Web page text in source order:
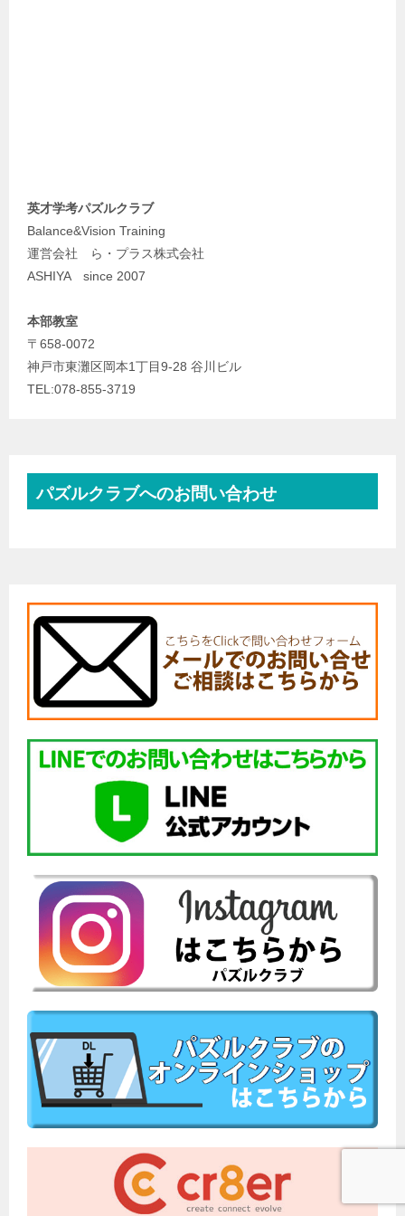
英才学考パズルクラブ
Balance&Vision Training
運営会社 ら・プラス株式会社
ASHIYA since 2007
本部教室
〒658-0072
神戸市東灘区岡本1丁目9-28 谷川ビル
TEL:078-855-3719
パズルクラブへのお問い合わせ